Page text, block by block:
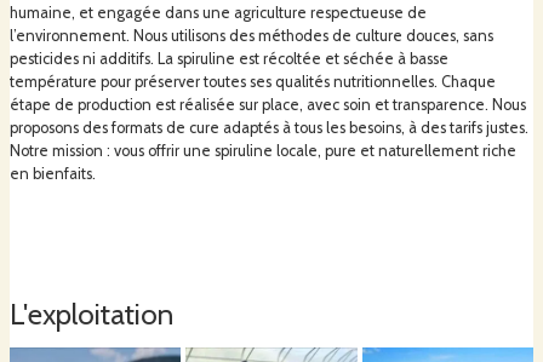
humaine, et engagée dans une agriculture respectueuse de
l’environnement. Nous utilisons des méthodes de culture douces, sans
pesticides ni additifs. La spiruline est récoltée et séchée à basse
température pour préserver toutes ses qualités nutritionnelles. Chaque
étape de production est réalisée sur place, avec soin et transparence. Nous
proposons des formats de cure adaptés à tous les besoins, à des tarifs justes.
Notre mission : vous offrir une spiruline locale, pure et naturellement riche
en bienfaits.
L'exploitation